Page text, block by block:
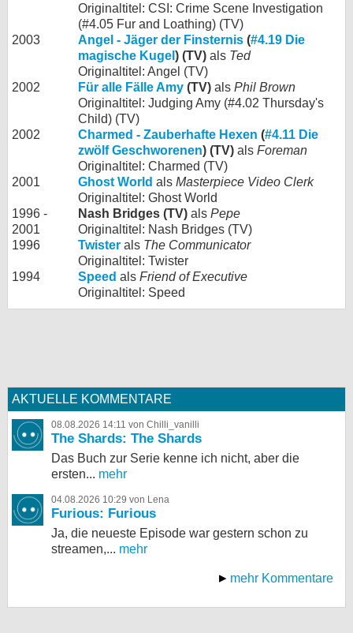
Originaltitel: CSI: Crime Scene Investigation
(#4.05 Fur and Loathing) (TV)
2003
Angel - Jäger der Finsternis (#4.19 Die
magische Kugel ) (TV) als Ted
Originaltitel: Angel (TV)
2002
Für alle Fälle Amy (TV) als Phil Brown
Originaltitel: Judging Amy (#4.02 Thursday's
Child) (TV)
2002
Charmed - Zauberhafte Hexen (#4.11 Die
zwölf Geschworenen) (TV) als Foreman
Originaltitel: Charmed (TV)
2001
Ghost World als Masterpiece Video Clerk
Originaltitel: Ghost World
1996 -
2001
Nash Bridges (TV) als Pepe
Originaltitel: Nash Bridges (TV)
1996
Twister als The Communicator
Originaltitel: Twister
1994
Speed als Friend of Executive
Originaltitel: Speed
AKTUELLE KOMMENTARE
08.08.2026 14:11 von Chilli_vanilli
The Shards: The Shards
Das Buch zur Serie kenne ich nicht, aber die
ersten... mehr
04.08.2026 10:29 von Lena
Furious: Furious
Ja, die neueste Episode war gestern schon zu
streamen,... mehr
mehr Kommentare